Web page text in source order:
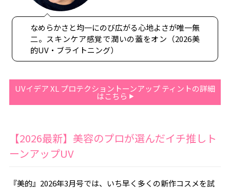
なめらかさと均一にのび広がる心地よさが唯一無
二。スキンケア感覚で潤いの蓋をオン（2026美
的UV・ブライトニング）
UVイデア XL プロテクショントーンアップ ティントの詳細
はこちら
【2026最新】美容のプロが選んだイチ推しト
ーンアップUV
『美的』2026年3月号では、いち早く多くの新作コスメを試